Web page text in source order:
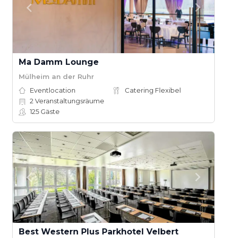
Ma Damm Lounge
Mülheim an der Ruhr
Eventlocation
Catering Flexibel
2 Veranstaltungsräume
125 Gäste
Best Western Plus Parkhotel Velbert